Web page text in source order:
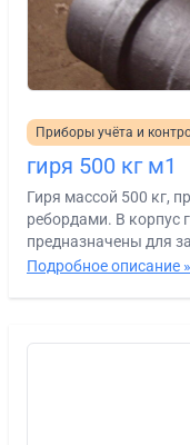
Приборы учёта и
гиря 500 кг м1
Гиря массой 500 кг,
ребордами. В корпус
предназначены для
Подробное описание »